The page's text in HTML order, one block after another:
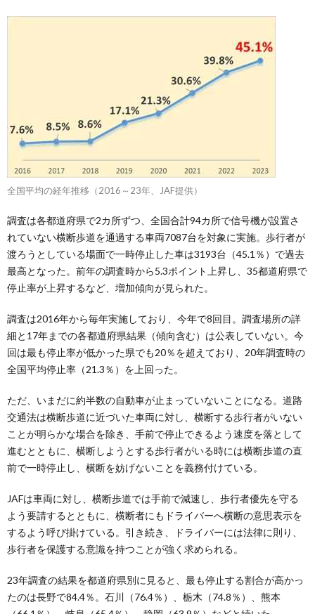
全国平均の経年推移（2016～23年、JAF提供）
調査は各都道府県で2カ所ずつ、全国合計94カ所で信号機が設置さ
れていない横断歩道を通過する車両7087台を対象に実施。歩行者が
渡ろうとしている場面で一時停止した車は3193台（45.1％）で過去
最高となった。前年の調査時から5.3ポイント上昇し、35都道府県で
停止率が上昇するなど、増加傾向が見られた。
調査は2016年から毎年実施しており、今年で8回目。調査場所の詳
細と17年までの各都道府県結果（傾向含む）は公表していない。今
回は最も停止率が低かった県でも20％を超えており、20年調査時の
全国平均停止率（21.3％）を上回った。
ただ、いまだに約半数の自動車が止まっていないことになる。道路
交通法は横断歩道に近づいた車両に対し、横断する歩行者がいない
ことが明らかな場合を除き、手前で停止できるよう速度を落として
進むとともに、横断しようとする歩行者がいる時には横断歩道の直
前で一時停止し、横断を妨げないことを義務付けている。
JAFは車両に対し、横断歩道では手前で減速し、歩行者優先を守る
よう要請するとともに、横断者にもドライバーへ横断の意思表示を
するよう呼び掛けている。引き続き、ドライバーには法律に則り、
歩行者を保護する意識を持つことが強く求められる。
23年調査の結果を都道府県別に見ると、最も停止する割合が高かっ
たのは長野で84.4％。石川（76.4％）、栃木（74.8％）、熊本